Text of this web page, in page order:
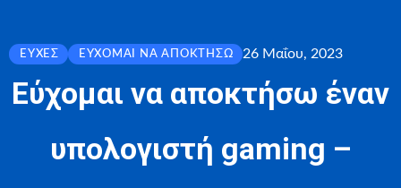
ΕΥΧΈΣ ΕΎΧΟΜΑΙ ΝΑ ΑΠΟΚΤΉΣΩ 26 Μαΐου, 2023
Εύχομαι να αποκτήσω έναν
υπολογιστή gaming –